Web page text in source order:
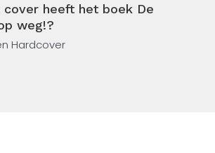
een goed idee, ze gaan op stap! Arti
en begint in te pakken. De auto
het lijkt wel een verhuizing – en ze
heeft het boek De
weg!?
Hardcover